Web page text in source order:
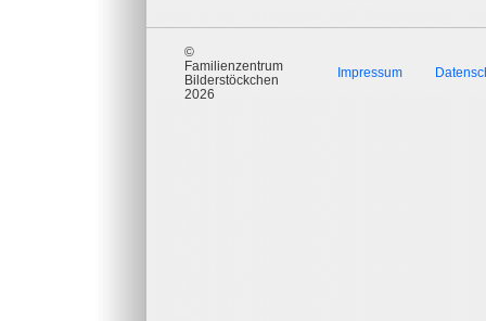
©
Familienzentrum
Bilderstöckchen
2026
Impressum